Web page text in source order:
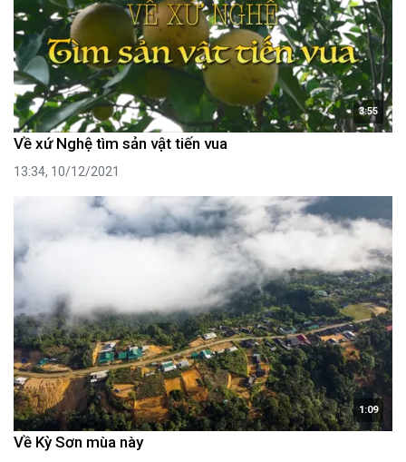
3:55
Về xứ Nghệ tìm sản vật tiến vua
13:34, 10/12/2021
1:09
Về Kỳ Sơn mùa này